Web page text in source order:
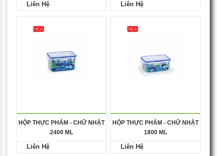
Liên Hệ Liên Hệ
HỘP THỰC PHẨM - CHỮ NHẬT
2400 ML
Liên Hệ
HỘP THỰC PHẨM - CHỮ NHẬT
1800 ML
Liên Hệ